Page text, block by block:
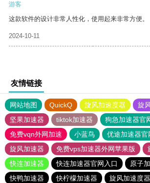
游客
这款软件的设计非常人性化，使用起来非常方便。
2024-10-11
友情链接
网站地图 QuickQ 旋风加速度器
旋
坚果加速器
tiktok加速器
狗急加速器官
免费vqn外网加速
小蓝鸟 优途加速器官
旋风加速器
免费vps加速器外网苹果版
快连加速器
快连加速器官网入口
原子
快鸭加速器
快柠檬加速器 旋风加速度器